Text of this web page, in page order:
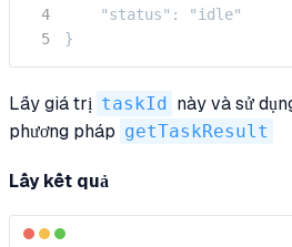
    "status": "idle"
}
Lấy giá trị taskId này và sử
phương pháp getTaskResult
Lấy kết quả